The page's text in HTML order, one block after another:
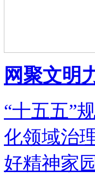
网聚文明
“十五五”
化领域治
好精神家园